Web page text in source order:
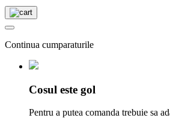
Continua cumparaturile
Cosul este gol
Pentru a putea comanda trebuie sa